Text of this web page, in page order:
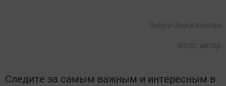
Зөһрә Әхмәтханова
Фото: автор
Следите за самым важным и интересным в